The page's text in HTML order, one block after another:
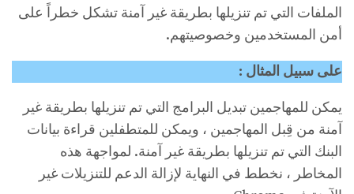
الملفات التي تم تنزيلها بطريقة غير آمنة تشكل خطراً على
أمن المستخدمين وخصوصيتهم.
على سبيل المثال :
يمكن للمهاجمين تبديل البرامج التي تم تنزيلها بطريقة غير
آمنة من قِبل المهاجمين ، ويمكن للمتطفلين قراءة بيانات
البنك التي تم تنزيلها بطريقة غير آمنة. لمواجهة هذه
المخاطر ، نخطط في النهاية لإزالة الدعم للتنزيلات غير